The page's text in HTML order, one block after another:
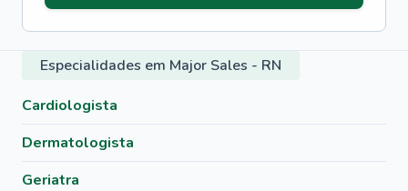
Especialidades em Major Sales - RN
Cardiologista
Dermatologista
Geriatra